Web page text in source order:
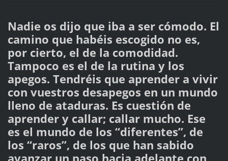
Nadie os dijo que iba a ser cómodo. El
camino que habéis escogido no es,
por cierto, el de la comodidad.
Tampoco es el de la rutina y los
apegos. Tendréis que aprender a vivir
con vuestros desapegos en un mundo
lleno de ataduras. Es cuestión de
aprender y callar; callar mucho. Ese
es el mundo de los “diferentes”, de
los “raros”, de los que han sabido